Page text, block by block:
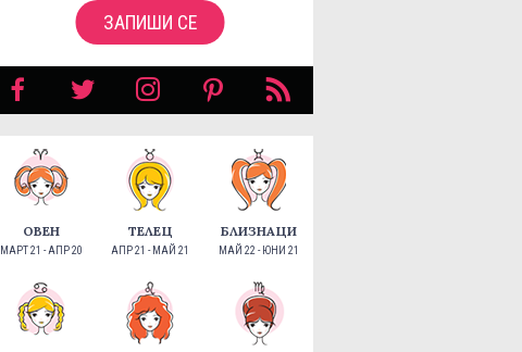
ЗАПИШИ СЕ
ОВЕН
МАРТ 21 - АПР 20
ТЕЛЕЦ
АПР 21 - МАЙ 21
БЛИЗНАЦИ
МАЙ 22 - ЮНИ 21